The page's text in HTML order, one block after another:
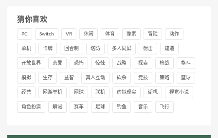
猜你喜欢
PC Switch VR 休闲 体育 像素 冒险 动作
单机 卡牌 回合制 塔防 多人同屏 射击 建造
开放世界 恋爱 恐怖 惊悚 战略 探索 枪战 格斗
模拟 生存 益智 真人互动 砍杀 竞技 策略 篮球
经营 网游单机 网球 联机 虚拟现实 街机 视觉小说
角色扮演 解谜 赛车 足球 钓鱼 音乐 飞行